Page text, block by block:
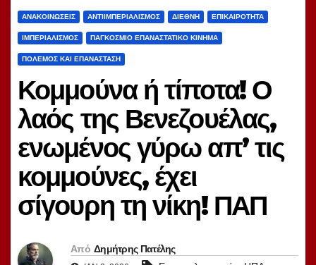
ΑΝΑΚΟΙΝΏΣΕΙΣ ΑΝΤΙΙΜΠΕΡΙΑΛΙΣΜΌΣ ΔΙΕΘΝΉ ΕΠΙΚΑΙΡΌΤΗΤΑ
ΙΜΠΕΡΙΑΛΙΣΜΌΣ ΠΑΓΚΌΣΜΙΟ ΕΠΑΝΑΣΤΑΤΙΚΌ ΚΊΝΗΜΑ
ΠΌΛΕΜΟΣ ΚΑΙ ΕΠΑΝΆΣΤΑΣΗ
Κομμούνα ή τίποτα! Ο
λαός της Βενεζουέλας,
ενωμένος γύρω απ’ τις
κομμούνες, έχει
σίγουρη τη νίκη! ΠΑΠ
Από Δημήτρης Πατέλης